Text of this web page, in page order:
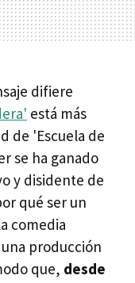
difiere
está más
de 'Escuela de
se ha ganado
y disidente de
qué ser un
comedia
producción
que, desde